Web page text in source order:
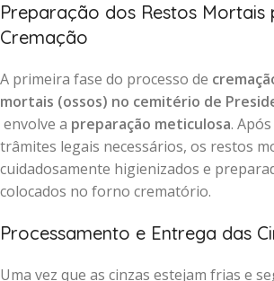
Preparação dos Restos Mortais
Cremação
A primeira fase do processo de
mortais (ossos) no cemitério de
envolve a preparação meticulosa.
trâmites legais necessários, os restos
cuidadosamente higienizados e
colocados no forno crematório.
Processamento e Entrega das
Uma vez que as cinzas estejam frias e